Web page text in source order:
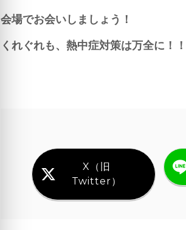
会場でお会いしましょう！
くれぐれも、熱中症対策は万全に！！
X（旧
Twitter）